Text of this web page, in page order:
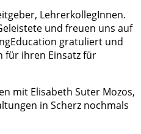
LehrerkollegInnen.
und freuen uns auf
gratuliert und
für ihren Einsatz für
mit Elisabeth Suter Mozos,
in Scherz nochmals